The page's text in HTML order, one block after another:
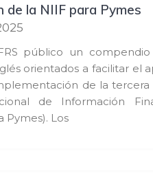
de la NIIF para Pymes
público un
orientados a facilitar el
de la tercera
de Información
Pymes). Los